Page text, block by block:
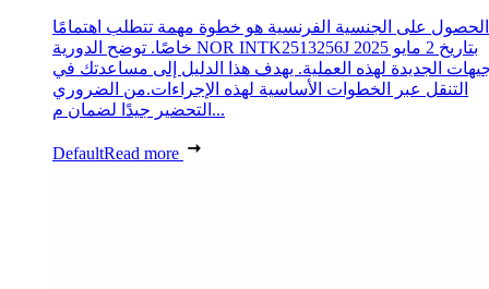
الحصول على الجنسية الفرنسية هو خطوة مهمة تتطلب اهتمامًا
خاصًا. توضح الدورية NOR INTK2513256J بتاريخ 2 مايو 2025
الجديدة لهذه العملية. يهدف هذا الدليل إلى مساعدتك في
التنقل عبر الخطوات الأساسية لهذه الإجراءات.من الضروري
التحضير جيدًا لضمان م...
DefaultRead more